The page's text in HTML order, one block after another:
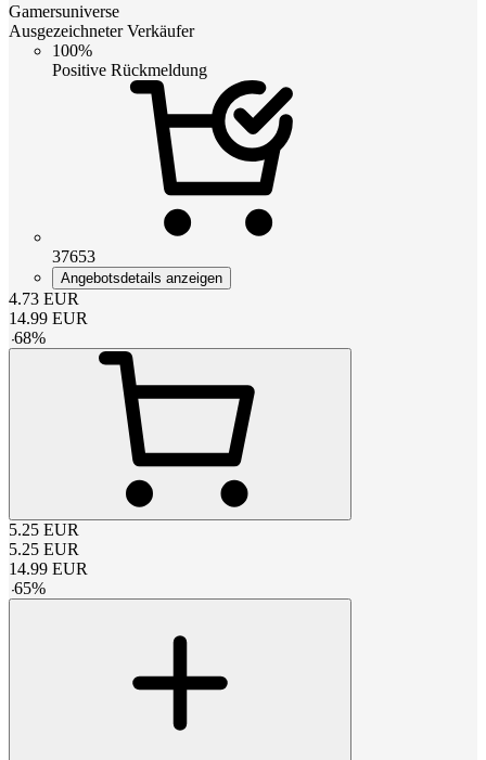
Gamersuniverse
Ausgezeichneter Verkäufer
100%
Positive Rückmeldung
37653
Angebotsdetails anzeigen
4.73 EUR
14.99 EUR
-68%
5.25 EUR
5.25 EUR
14.99 EUR
-65%